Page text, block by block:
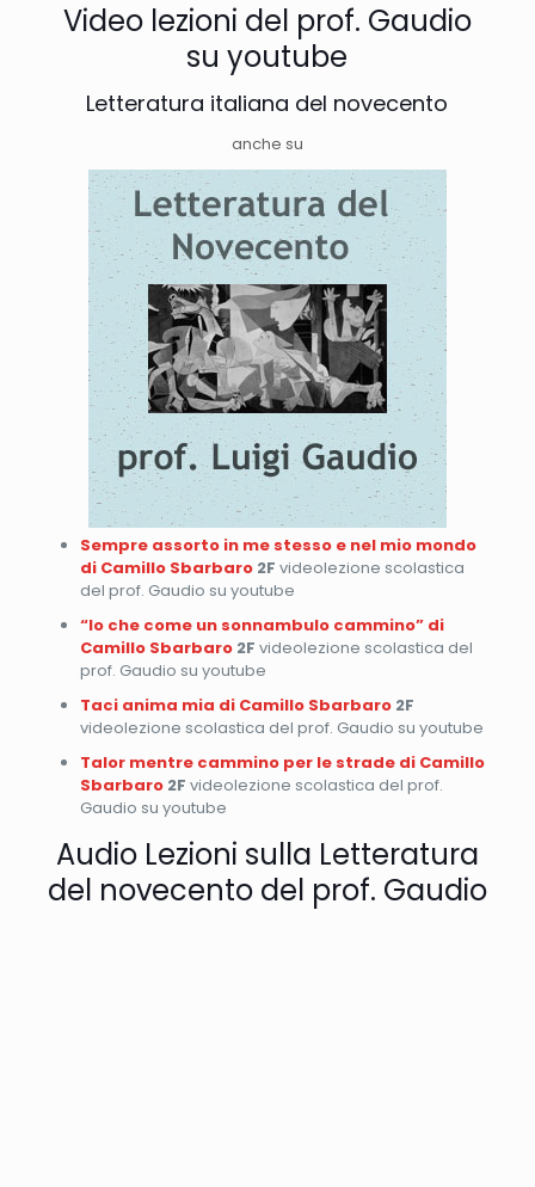
Video lezioni del prof. Gaudio
su youtube
Letteratura italiana del novecento
anche su
Sempre assorto in me stesso e nel mio mondo
di Camillo Sbarbaro2F videolezione scolastica
del prof. Gaudio su youtube
“Io che come un sonnambulo cammino” di
Camillo Sbarbaro2F videolezione scolastica del
prof. Gaudio su youtube
Taci anima mia di Camillo Sbarbaro2F
videolezione scolastica del prof. Gaudio su youtube
Talor mentre cammino per le strade di Camillo
Sbarbaro2F videolezione scolastica del prof.
Gaudio su youtube
Audio Lezioni sulla Letteratura
del novecento del prof. Gaudio